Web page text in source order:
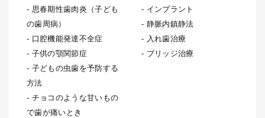
思春期性歯肉炎（子ども
の歯周病）
口腔機能発達不全症
子供の顎関節症
子どもの虫歯を予防する
方法
チョコのような甘いもの
で歯が痛いとき
インプラント
静脈内鎮静法
入れ歯治療
ブリッジ治療